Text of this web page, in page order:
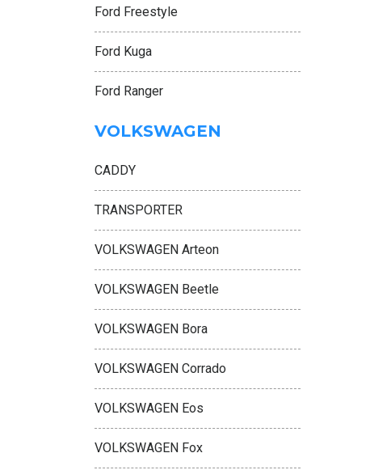
Ford Freestyle
Ford Kuga
Ford Ranger
VOLKSWAGEN
CADDY
TRANSPORTER
VOLKSWAGEN Arteon
VOLKSWAGEN Beetle
VOLKSWAGEN Bora
VOLKSWAGEN Corrado
VOLKSWAGEN Eos
VOLKSWAGEN Fox